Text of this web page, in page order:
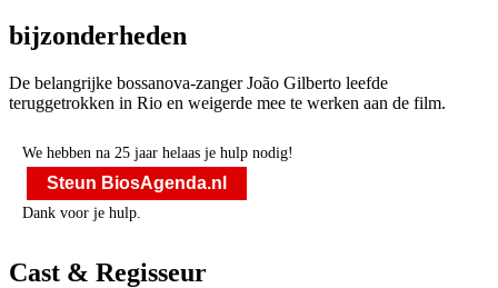
bijzonderheden
De belangrijke bossanova-zanger João Gilberto leefde
teruggetrokken in Rio en weigerde mee te werken aan de film.
We hebben na 25 jaar helaas je hulp nodig!
Steun BiosAgenda.nl
Dank voor je hulp.
Cast & Regisseur